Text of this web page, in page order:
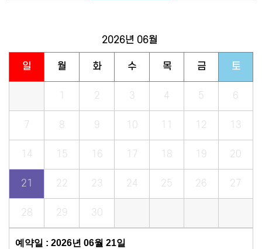
2026년 06월
일 월 화 수 목 금 토
1 2 3 4 5 6
7 8 9 10 11 12 13
14 15 16 17 18 19 20
21 22 23 24 25 26 27
28 29 30
예약일 : 2026년 06월 21일